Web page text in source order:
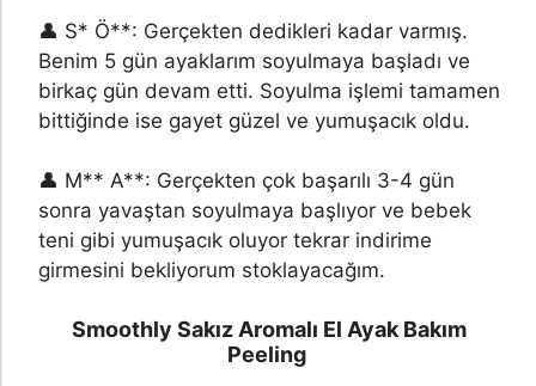
👤 S* Ö**: Gerçekten dedikleri kadar varmış.
Benim 5 gün ayaklarım soyulmaya başladı ve
birkaç gün devam etti. Soyulma işlemi tamamen
bittiğinde ise gayet güzel ve yumuşacık oldu.
👤 M** A**: Gerçekten çok başarılı 3-4 gün
sonra yavaştan soyulmaya başlıyor ve bebek
teni gibi yumuşacık oluyor tekrar indirime
girmesini bekliyorum stoklayacağım.
Smoothly Sakız Aromalı El Ayak Bakım
Peeling